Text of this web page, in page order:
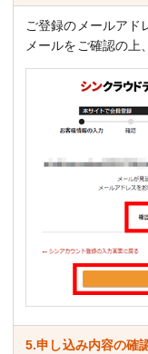
ご登録のメールアド
メールをご確認の上
5.申し込み内容の確